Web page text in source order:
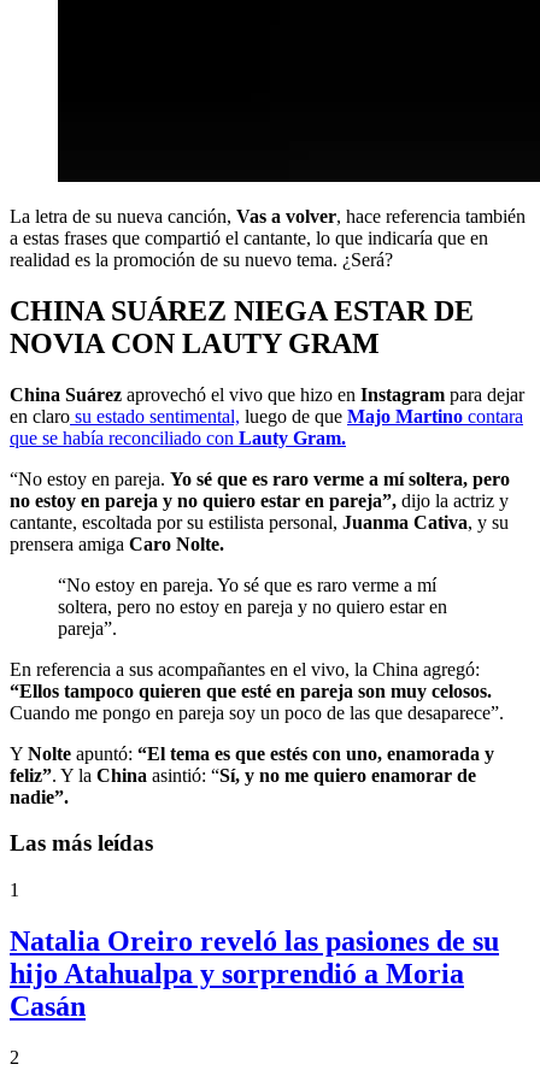
La letra de su nueva canción, Vas a volver, hace referencia también
a estas frases que compartió el cantante, lo que indicaría que en
realidad es la promoción de su nuevo tema. ¿Será?
CHINA SUÁREZ NIEGA ESTAR DE
NOVIA CON LAUTY GRAM
China Suárez aprovechó el vivo que hizo en Instagram para dejar
en claro su estado sentimental, luego de que Majo Martino contara
que se había reconciliado con Lauty Gram.
“No estoy en pareja. Yo sé que es raro verme a mí soltera, pero
no estoy en pareja y no quiero estar en pareja”, dijo la actriz y
cantante, escoltada por su estilista personal, Juanma Cativa, y su
prensera amiga Caro Nolte.
“No estoy en pareja. Yo sé que es raro verme a mí
soltera, pero no estoy en pareja y no quiero estar en
pareja”.
En referencia a sus acompañantes en el vivo, la China agregó:
“Ellos tampoco quieren que esté en pareja son muy celosos.
Cuando me pongo en pareja soy un poco de las que desaparece”.
Y Nolte apuntó: “El tema es que estés con uno, enamorada y
feliz”. Y la China asintió: “Sí, y no me quiero enamorar de
nadie”.
Las más leídas
1
Natalia Oreiro reveló las pasiones de su
hijo Atahualpa y sorprendió a Moria
Casán
2